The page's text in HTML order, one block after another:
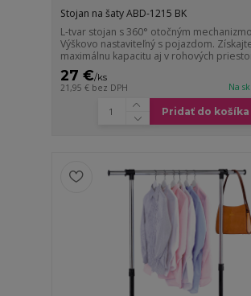
Stojan na šaty ABD-1215 BK
L-tvar stojan s 360° otočným
Výškovo nastaviteľný s pojazdom.
maximálnu kapacitu aj v rohových
27 €/ks
21,95 € bez DPH Na
Pridať do košíka